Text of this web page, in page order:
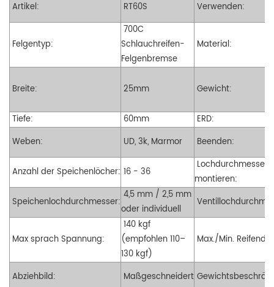
Artikel:
RT60S Verwenden:
Felgentyp:
700C
Schlauchreifen-
Felgenbremse
Material:
Breite: 25mm Gewicht:
Tiefe: 60mm
ERD:
Weben:
UD, 3k, Marmor Beenden:
Anzahl der Speichenlöcher: 16 - 36
Lochdurchmesser
montieren:
Speichenlochdurchmesser:
4,5 mm / 2,5 mm
oder individuell
Max sprach Spannung:
140 kgf
(empfohlen 110–
130 kgf)
Max./Min.
Abziehbild: Maßgeschneidert